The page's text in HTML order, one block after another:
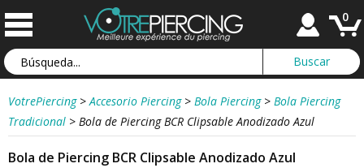
0
VotrePiercing > Accesorio Piercing > Bola Piercing > Bola Piercing
Tradicional > Bola de Piercing BCR Clipsable Anodizado Azul
Bola de Piercing BCR Clipsable Anodizado Azul